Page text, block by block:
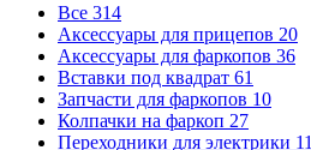
Все 314
Аксессуары для прицепов 20
Аксессуары для фаркопов 36
Вставки под квадрат 61
Запчасти для фаркопов 10
Колпачки на фаркоп 27
Переходники для электрики 11